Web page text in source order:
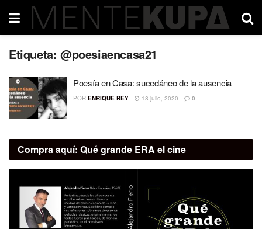
Etiqueta: @poesiaencasa21
Poesía en Casa: sucedáneo de la ausencia
POR ENRIQUE REY 18 julio, 2020 0
Compra aquí: Qué grande ERA el cine